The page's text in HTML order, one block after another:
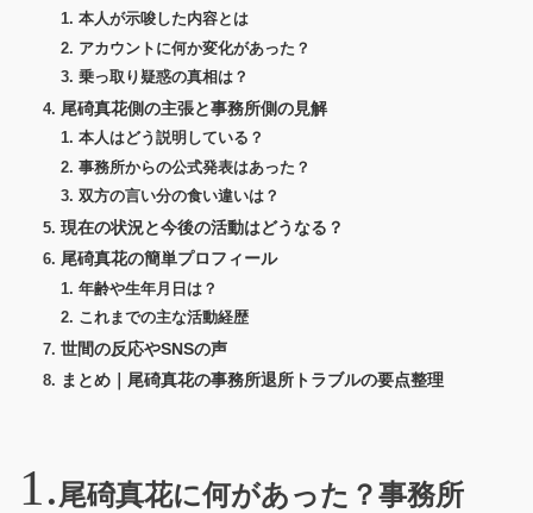
本人が示唆した内容とは
アカウントに何か変化があった？
乗っ取り疑惑の真相は？
尾碕真花側の主張と事務所側の見解
本人はどう説明している？
事務所からの公式発表はあった？
双方の言い分の食い違いは？
現在の状況と今後の活動はどうなる？
尾碕真花の簡単プロフィール
年齢や生年月日は？
これまでの主な活動経歴
世間の反応やSNSの声
まとめ｜尾碕真花の事務所退所トラブルの要点整理
尾碕真花に何があった？事務所